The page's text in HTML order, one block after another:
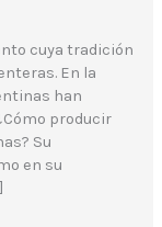
cuya tradición
En la
han
producir
Su
en su